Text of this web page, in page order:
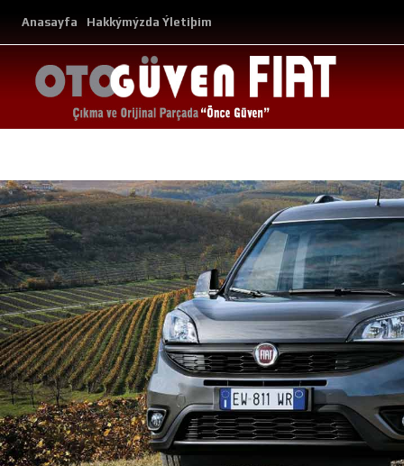
Anasayfa Hakkýmýzda Ýletiþim